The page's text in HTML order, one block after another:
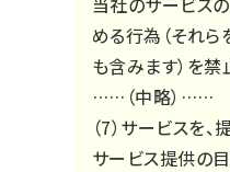
める行為（それ
も含みます）を禁
……（中略）……
（7）サービスを
サービス提供の